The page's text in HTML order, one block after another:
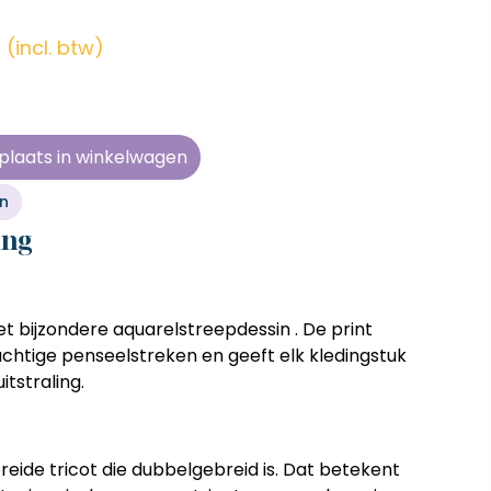
(incl. btw)
plaats in winkelwagen
bijzondere aquarelstreepdessin . De print
penseelstreken en geeft elk kledingstuk
tricot diedubbelgebreidis. Dat betekent
zonder
tijd
en
zonder
tijd
en
zonder
tijd
en
zonder
tijd
en